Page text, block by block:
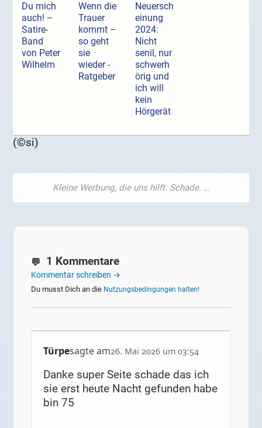
Du mich
auch! –
Satire-
Band
von Peter
Wilhelm
Wenn die
Trauer
kommt –
so geht
sie
wieder -
Ratgeber
Neuersch
einung
2024:
Nicht
senil, nur
schwerh
örig und
ich will
kein
Hörgerät
(©si)
1 Kommentare
Kommentar schreiben →
Du musst Dich an die Nutzungsbedingungen halten!
Türpesagte am26. Mai 2026 um 03:54
Danke super Seite schade das ich
sie erst heute Nacht gefunden habe
bin 75